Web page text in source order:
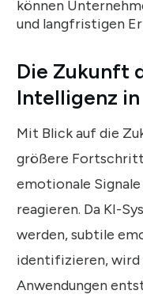
können
und langfristigen
Die Zukunft
Intelligenz in
Mit Blick auf die
größere
emotionale Signale
reagieren. Da KI-
werden, subtile
identifizieren, wird
Anwendungen